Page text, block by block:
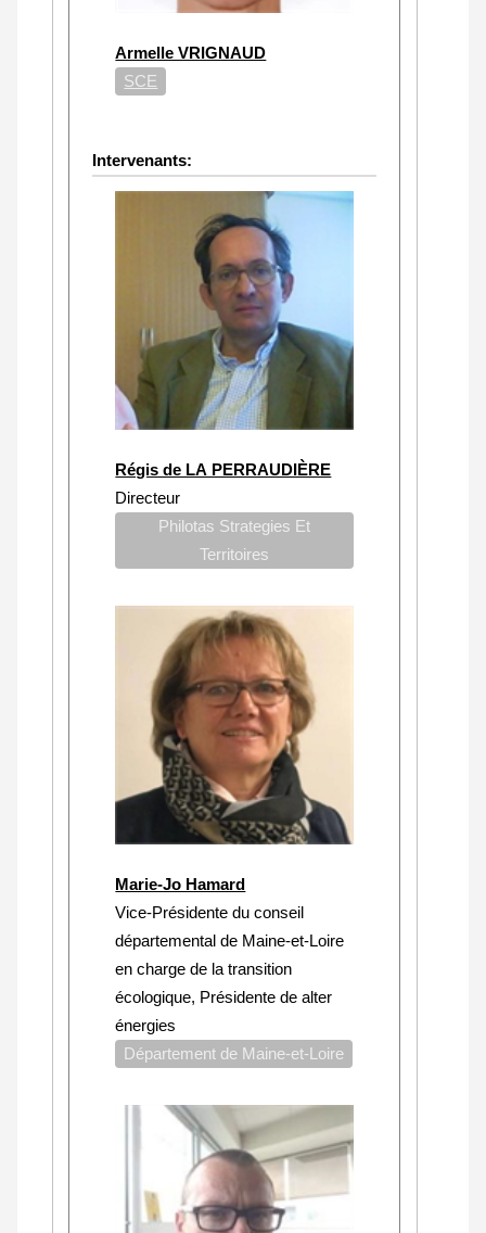
Armelle VRIGNAUD
SCE
Intervenants:
Régis de LA PERRAUDIÈRE
Directeur
Philotas Strategies Et
Territoires
Marie-Jo Hamard
Vice-Présidente du conseil
départemental de Maine-et-Loire
en charge de la transition
écologique, Présidente de alter
énergies
Département de Maine-et-Loire